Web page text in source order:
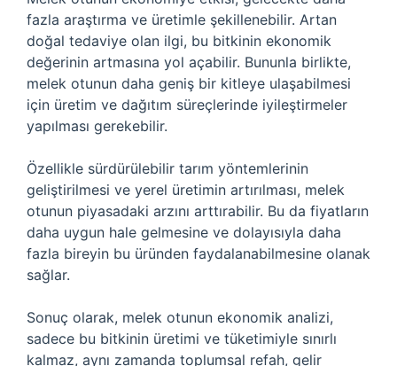
fazla araştırma ve üretimle şekillenebilir. Artan
doğal tedaviye olan ilgi, bu bitkinin ekonomik
değerinin artmasına yol açabilir. Bununla birlikte,
melek otunun daha geniş bir kitleye ulaşabilmesi
için üretim ve dağıtım süreçlerinde iyileştirmeler
yapılması gerekebilir.
Özellikle sürdürülebilir tarım yöntemlerinin
geliştirilmesi ve yerel üretimin artırılması, melek
otunun piyasadaki arzını arttırabilir. Bu da fiyatların
daha uygun hale gelmesine ve dolayısıyla daha
fazla bireyin bu üründen faydalanabilmesine olanak
sağlar.
Sonuç olarak, melek otunun ekonomik analizi,
sadece bu bitkinin üretimi ve tüketimiyle sınırlı
kalmaz, aynı zamanda toplumsal refah, gelir